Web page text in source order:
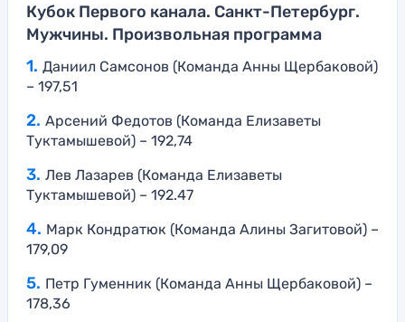
Кубок Первого канала. Санкт-Петербург.
Мужчины. Произвольная программа
Даниил Самсонов (Команда Анны Щербаковой)
– 197,51
Арсений Федотов (Команда Елизаветы
Туктамышевой) – 192,74
Лев Лазарев (Команда Елизаветы
Туктамышевой) – 192.47
Марк Кондратюк (Команда Алины Загитовой) –
179,09
Петр Гуменник (Команда Анны Щербаковой) –
178,36